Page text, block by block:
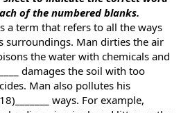
of the numbered blanks.
a term that refers to all the ways
surroundings. Man dirties the air
the water with chemicals and
damages the soil with too
Man also pollutes his
ways. For example,